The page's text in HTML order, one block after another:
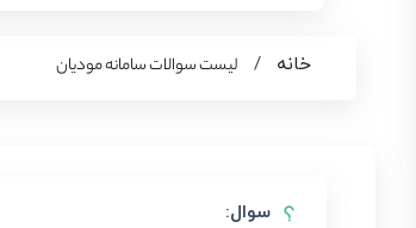
خانه / لیست سوالات سامانه مودیان
سوال: